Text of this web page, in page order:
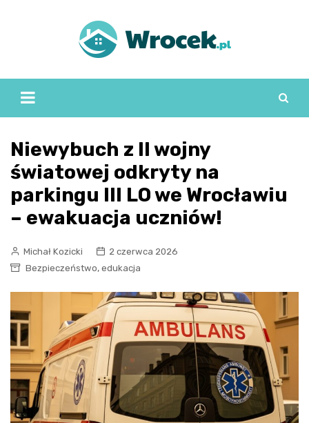
Niewybuch z II wojny
światowej odkryty na
parkingu III LO we Wrocławiu
– ewakuacja uczniów!
Michał Kozicki
2 czerwca 2026
Bezpieczeństwo, edukacja